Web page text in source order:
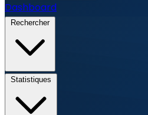
Dashboard
Rechercher
Statistiques